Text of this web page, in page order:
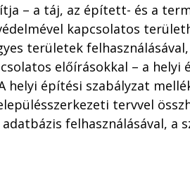
– a táj, az épített- és a
kapcsolatos
területek
előírásokkal – a helyi
helyi építési szabályzat
tervvel
felhasználásával, a